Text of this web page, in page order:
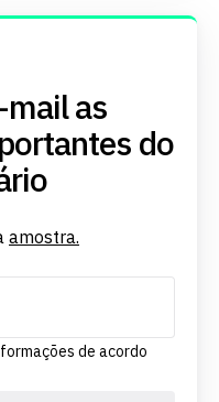
mail as
do
amostra.
de acordo